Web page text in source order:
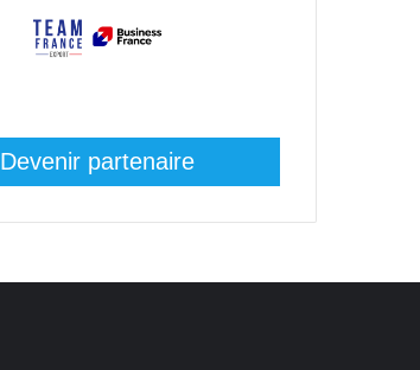
Devenir partenaire